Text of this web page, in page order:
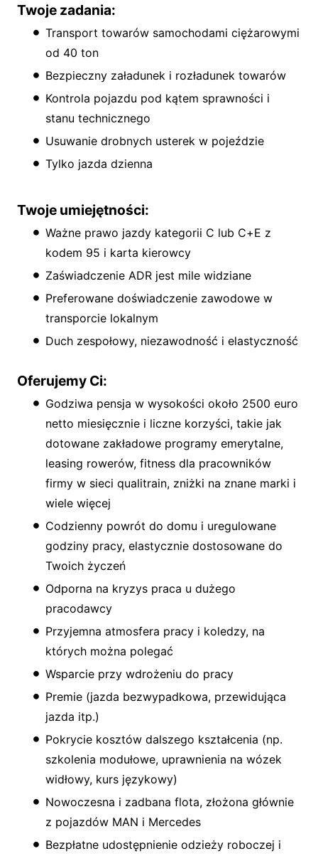
Twoje zadania:
Transport towarów samochodami ciężarowymi
od 40 ton
Bezpieczny załadunek i rozładunek towarów
Kontrola pojazdu pod kątem sprawności i
stanu technicznego
Usuwanie drobnych usterek w pojeździe
Tylko jazda dzienna
Twoje umiejętności:
Ważne prawo jazdy kategorii C lub C+E z
kodem 95 i karta kierowcy
Zaświadczenie ADR jest mile widziane
Preferowane doświadczenie zawodowe w
transporcie lokalnym
Duch zespołowy, niezawodność i elastyczność
Oferujemy Ci:
Godziwa pensja w wysokości około 2500 euro
netto miesięcznie i liczne korzyści, takie jak
dotowane zakładowe programy emerytalne,
leasing rowerów, fitness dla pracowników
firmy w sieci qualitrain, zniżki na znane marki i
wiele więcej
Codzienny powrót do domu i uregulowane
godziny pracy, elastycznie dostosowane do
Twoich życzeń
Odporna na kryzys praca u dużego
pracodawcy
Przyjemna atmosfera pracy i koledzy, na
których można polegać
Wsparcie przy wdrożeniu do pracy
Premie (jazda bezwypadkowa, przewidująca
jazda itp.)
Pokrycie kosztów dalszego kształcenia (np.
szkolenia modułowe, uprawnienia na wózek
widłowy, kurs językowy)
Nowoczesna i zadbana flota, złożona głównie
z pojazdów MAN i Mercedes
Bezpłatne udostępnienie odzieży roboczej i